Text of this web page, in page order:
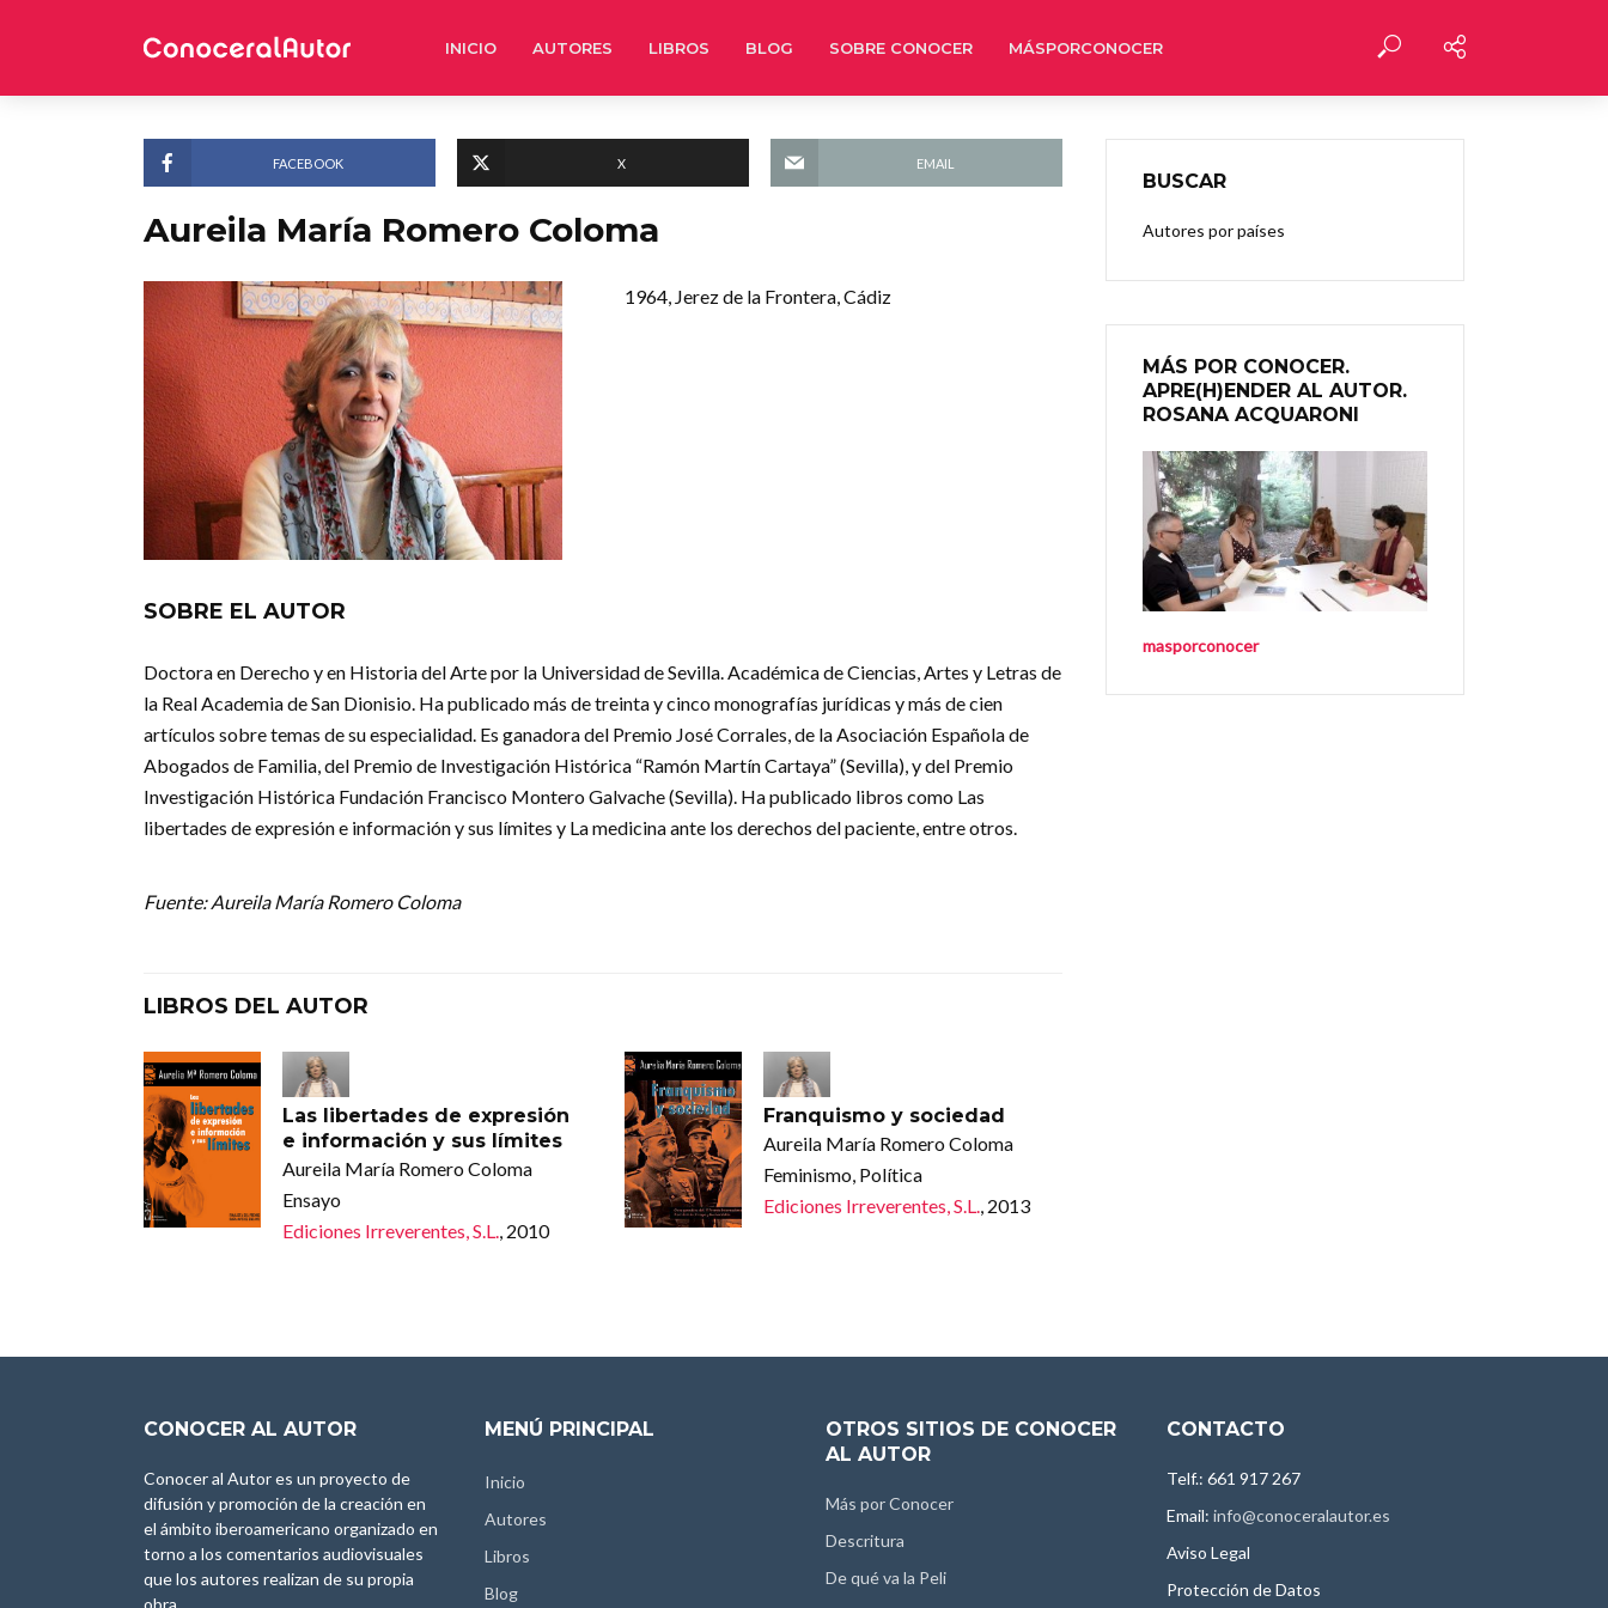
INICIO AUTORES LIBROS BLOG SOBRE CONOCER MÁSPORCONOCER
FACEBOOK X EMAIL
Aureila María Romero Coloma
1964, Jerez de la Frontera, Cádiz
SOBRE EL AUTOR
Doctora en Derecho y en Historia del Arte por la Universidad de Sevilla. Académica de Ciencias, Artes y Letras de
la Real Academia de San Dionisio. Ha publicado más de treinta y cinco monografías jurídicas y más de cien
artículos sobre temas de su especialidad. Es ganadora del Premio José Corrales, de la Asociación Española de
Abogados de Familia, del Premio de Investigación Histórica “Ramón Martín Cartaya” (Sevilla), y del Premio
Investigación Histórica Fundación Francisco Montero Galvache (Sevilla). Ha publicado libros como Las
libertades de expresión e información y sus límites y La medicina ante los derechos del paciente, entre otros.
Fuente: Aureila María Romero Coloma
LIBROS DEL AUTOR
Las libertades de expresión
e información y sus límites
Aureila María Romero Coloma
Ensayo
Ediciones Irreverentes, S.L.
, 2010
Franquismo y sociedad
Aureila María Romero Coloma
Feminismo, Política
Ediciones Irreverentes, S.L.
, 2013
BUSCAR
Autores por países
MÁS POR CONOCER.
APRE(H)ENDER AL AUTOR.
ROSANA ACQUARONI
masporconocer
CONOCER AL AUTOR
Conocer al Autor es un proyecto de
difusión y promoción de la creación en
el ámbito iberoamericano organizado en
torno a los comentarios audiovisuales
que los autores realizan de su propia
MENÚ PRINCIPAL
Inicio
Autores
Libros
Blog
OTROS SITIOS DE CONOCER
AL AUTOR
Más por Conocer
Descritura
De qué va la Peli
CONTACTO
Telf.: 661 917 267
Email: info@conoceralautor.es
Aviso Legal
Protección de Datos